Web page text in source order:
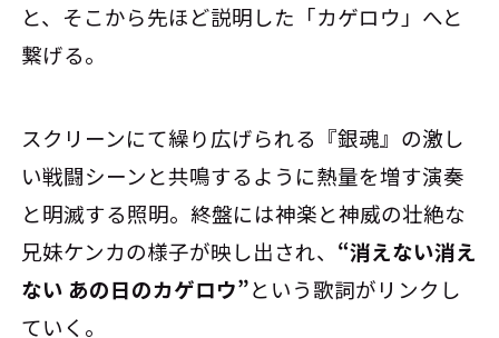
と、そこから先ほど説明した「カゲロウ」へと
繋げる。
スクリーンにて繰り広げられる『銀魂』の激し
い戦闘シーンと共鳴するように熱量を増す演奏
と明滅する照明。終盤には神楽と神威の壮絶な
兄妹ケンカの様子が映し出され、 “消えない消え
ない あの日のカゲロウ”という歌詞がリンクし
ていく。